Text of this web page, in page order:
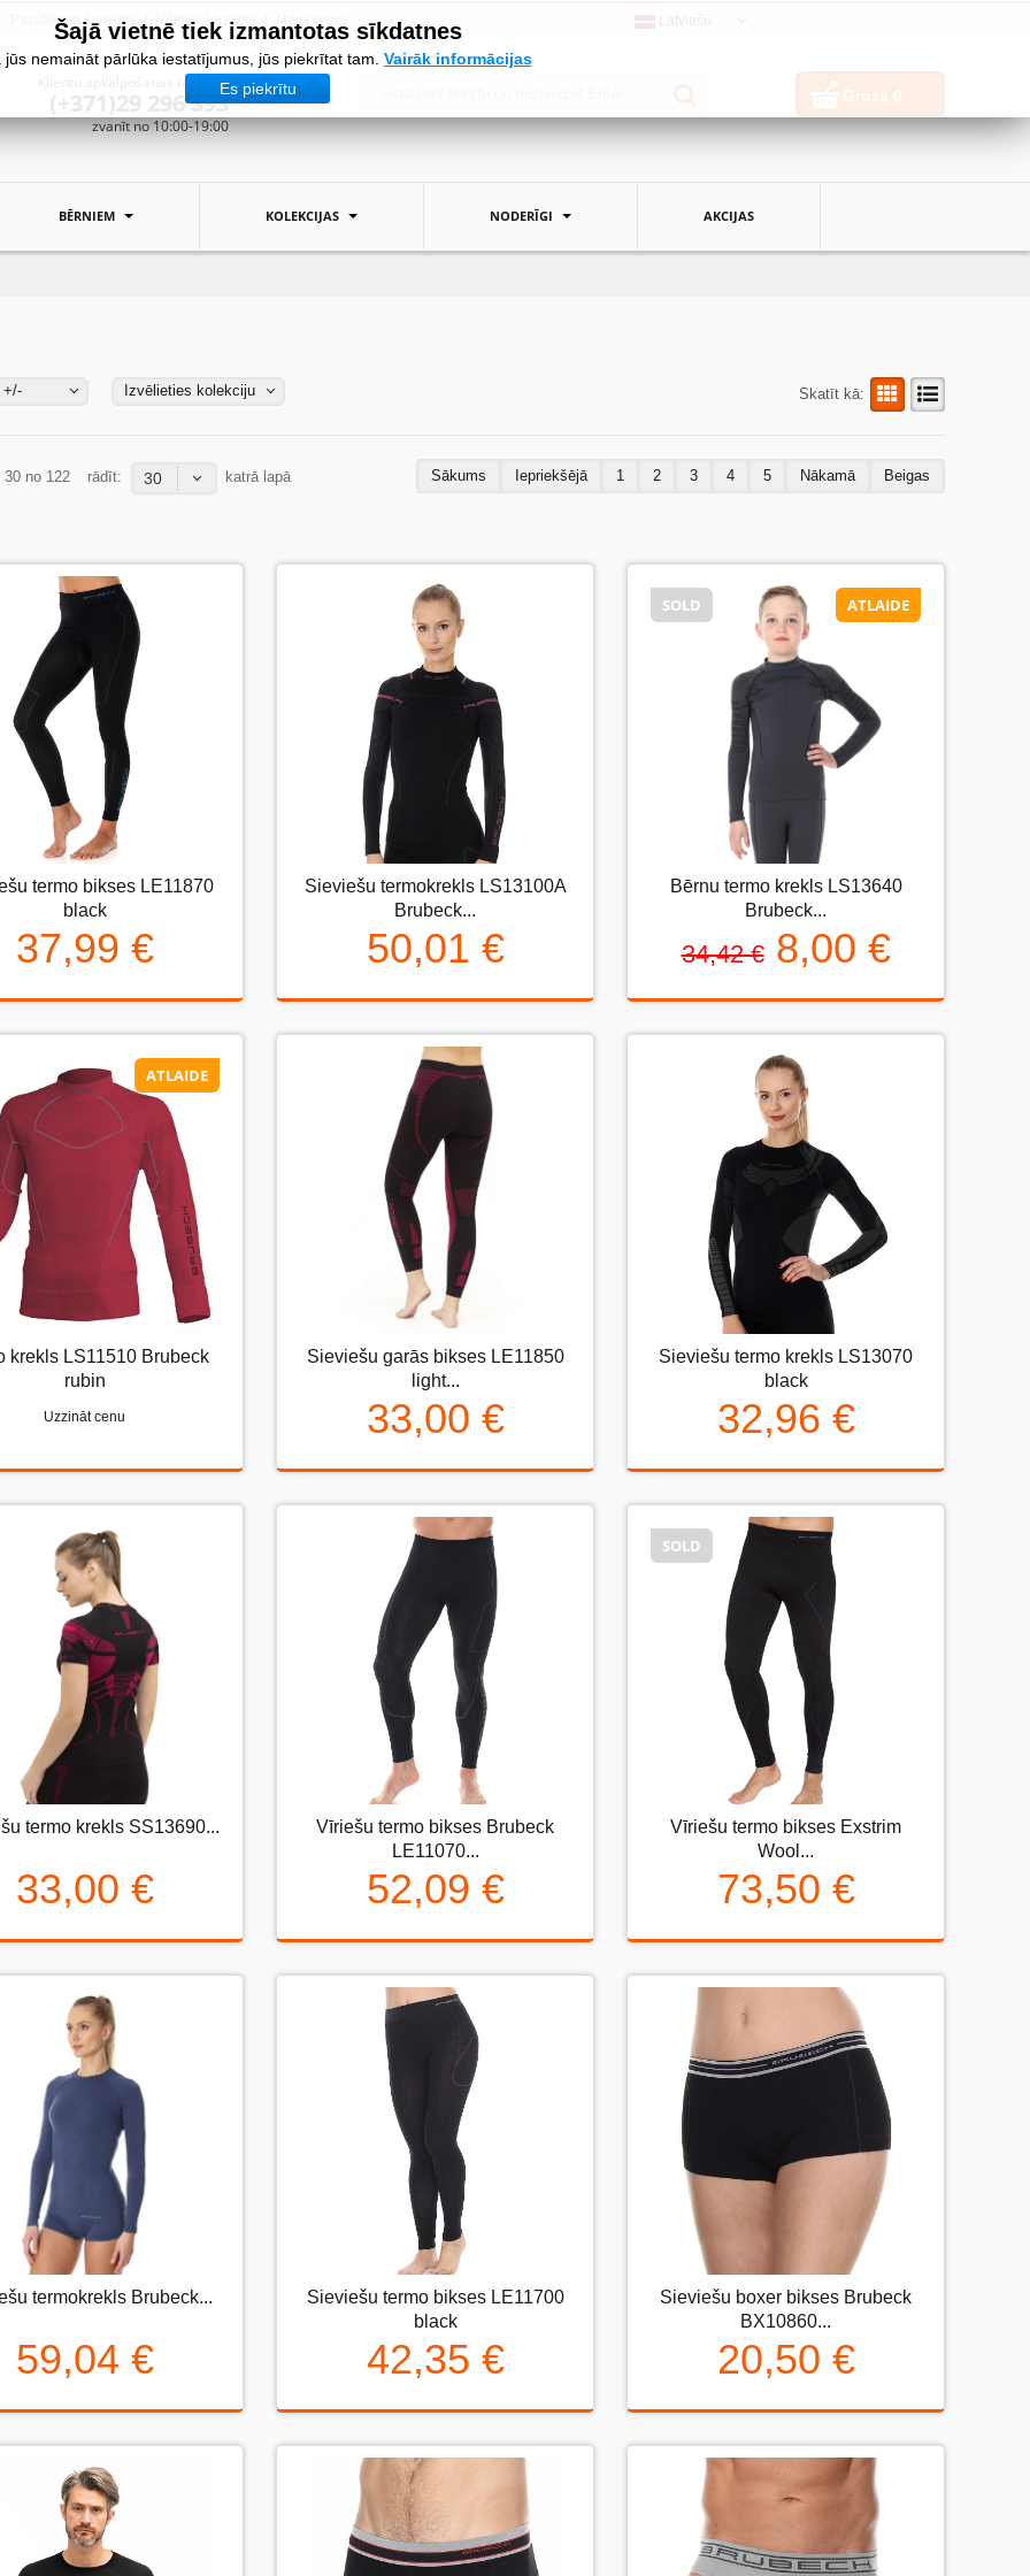
Šajā vietnē tiek izmantotas sīkdatnes
jūs nemaināt pārlūka iestatījumus, jūs piekrītat tam. Vairāk informācijas
Es piekrītu
Pasūtījuma saraksts Vēlmju saraksts
Klientu apkalpošanas tālrunis:
(+371)29 296 393
zvanīt no 10:00-19:00
Grozs 0
BĒRNIEM KOLEKCIJAS NODERĪGI AKCIJAS
Skatīt kā:
+/- Izvēlieties kolekciju
30 no 122 rādīt: 30 katrā lapā Sākums Iepriekšējā 1 2 3 4 5 Nākamā Beigas
termo bikses LE11870
black
37,99 €
termo bikses LE11870
black
37,99 €
Sieviešu termokrekls LS13100A
Brubeck...
50,01 €
Sieviešu termokrekls LS13100A
Brubeck...
50,01 €
SOLD ATLAIDE
Bērnu termo krekls LS13640
Brubeck...
34,42 € 8,00 €
Bērnu termo krekls LS13640
Brubeck...
8,00 €
ATLAIDE
krekls LS11510 Brubeck
rubin
Uzzināt cenu
ATLAIDE
krekls LS11510 Brubeck rubin
Sieviešu garās bikses LE11850
light...
33,00 €
Sieviešu garās bikses LE11850
light...
33,00 €
Sieviešu termo krekls LS13070
black
32,96 €
Sieviešu termo krekls LS13070
black
32,96 €
termo krekls SS13690...
33,00 €
termo krekls SS13690...
33,00 €
Vīriešu termo bikses Brubeck
LE11070...
52,09 €
Vīriešu termo bikses Brubeck
LE11070...
52,09 €
SOLD
Vīriešu termo bikses Exstrim
Wool...
73,50 €
Vīriešu termo bikses Exstrim Wool...
73,50 €
termokrekls Brubeck...
59,04 €
termokrekls Brubeck...
59,04 €
Sieviešu termo bikses LE11700
black
42,35 €
Sieviešu termo bikses LE11700
black
42,35 €
Sieviešu boxer bikses Brubeck
BX10860...
20,50 €
Sieviešu boxer bikses Brubeck
BX10860...
20,50 €